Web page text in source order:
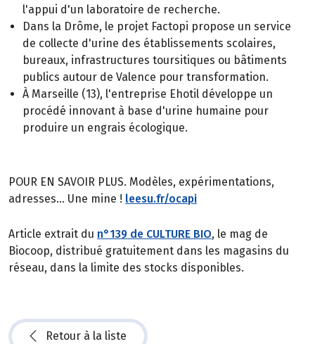
l'appui d'un laboratoire de recherche.
Dans la Drôme, le projet Factopi propose un service
de collecte d'urine des établissements scolaires,
bureaux, infrastructures toursitiques ou bâtiments
publics autour de Valence pour transformation.
À Marseille (13), l'entreprise Ehotil développe un
procédé innovant à base d'urine humaine pour
produire un engrais écologique.
POUR EN SAVOIR PLUS. Modèles, expérimentations,
adresses... Une mine ! leesu.fr/ocapi
Article extrait du n°139 de CULTURE BIO, le mag de
Biocoop, distribué gratuitement dans les magasins du
réseau, dans la limite des stocks disponibles.
Retour à la liste